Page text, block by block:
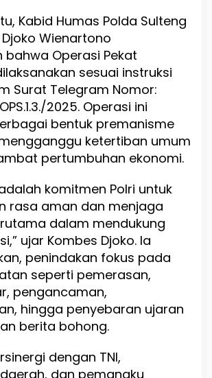
Kabid Humas Polda Sulteng
Djoko Wienartono
bahwa Operasi Pekat
sesuai instruksi
Surat Telegram Nomor:
2025. Operasi ini
bentuk premanisme
ketertiban umum
pertumbuhan ekonomi.
komitmen Polri untuk
rasa aman dan menjaga
dalam mendukung
ujar Kombes Djoko. Ia
penindakan fokus pada
seperti pemerasan,
pengancaman,
hingga penyebaran ujaran
berita bohong.
dengan TNI,
dan pemangku